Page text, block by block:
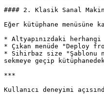
#### 2. Klasik Sanal
Eğer kütüphane
* Altyapınızdaki
* Çıkan menüde "Deploy
* Sihirbaz size "Şablonu
sekmeye geçip
***
Kullanıcı deneyimi